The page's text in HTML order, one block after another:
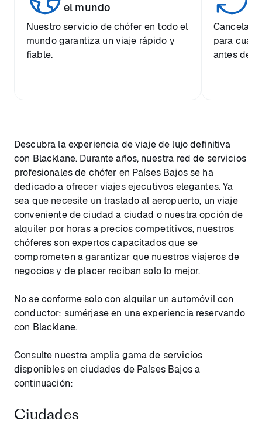
el mundo
Nuestro servicio de chófer en todo el
mundo garantiza un viaje rápido y
fiable.
para
antes de
Descubra la experiencia de viaje de lujo definitiva
con Blacklane. Durante años, nuestra red de servicios
profesionales de chófer en Países Bajos se ha
dedicado a ofrecer viajes ejecutivos elegantes. Ya
sea que necesite un traslado al aeropuerto, un viaje
conveniente de ciudad a ciudad o nuestra opción de
alquiler por horas a precios competitivos, nuestros
chóferes son expertos capacitados que se
comprometen a garantizar que nuestros viajeros de
negocios y de placer reciban solo lo mejor.
No se conforme solo con alquilar un automóvil con
conductor: sumérjase en una experiencia reservando
con Blacklane.
Consulte nuestra amplia gama de servicios
disponibles en ciudades de Países Bajos a
continuación:
Ciudades